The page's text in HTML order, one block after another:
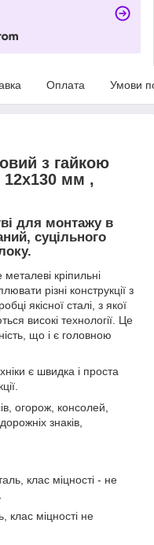
Оплата Умови
з гайкою
12х130 мм ,
для монтажу в
суцільного
кріпильні
різні конструкції з
якісної сталі, з якої
високі технології. Це
що і є головною
є швидка і проста
огорож, консолей,
знаків,
клас міцності - не
клас міцності не